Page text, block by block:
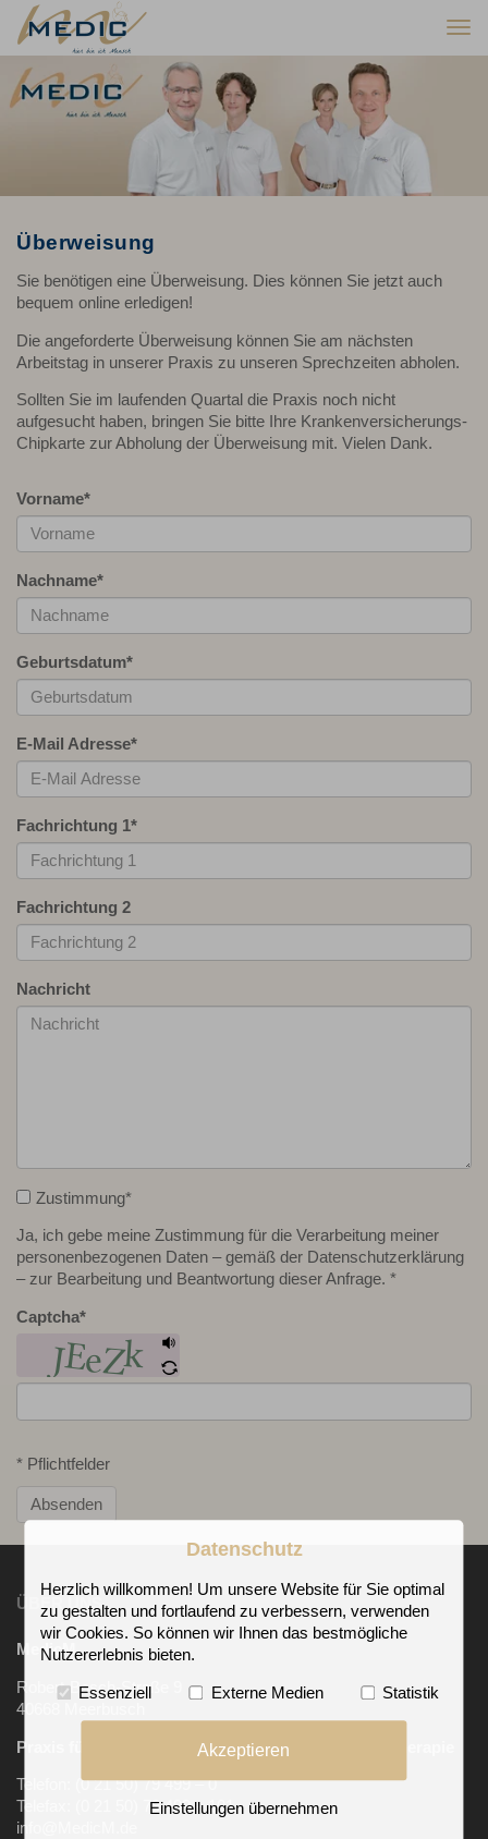
Überweisung
Sie benötigen eine Überweisung. Dies können Sie jetzt auch
bequem online erledigen!
Die angeforderte Überweisung können Sie am nächsten
Arbeitstag in unserer Praxis zu unseren Sprechzeiten abholen.
Sollten Sie im laufenden Quartal die Praxis noch nicht
aufgesucht haben, bringen Sie bitte Ihre Krankenversicherungs-
Chipkarte zur Abholung der Überweisung mit. Vielen Dank.
Vorname*
Nachname*
Geburtsdatum*
E-Mail Adresse*
Fachrichtung 1*
Fachrichtung 2
Nachricht
Zustimmung*
Ja, ich gebe meine Zustimmung für die Verarbeitung meiner
personenbezogenen Daten – gemäß der Datenschutzerklärung
– zur Bearbeitung und Beantwortung dieser Anfrage. *
Captcha*
* Pflichtfelder
Absenden
ÜBER UNS
MedicM
Robert-Bosch-Straße 9
40668 Meerbusch
Praxis für Allgemeinmedizin, Sportmedizin, Chirotherapie
Telefon: (0 21 50) 79 499 – 0
Telefax: (0 21 50) 79 499 – 101
info@MedicM.de
Datenschutz
Herzlich willkommen! Um unsere Website für Sie optimal
zu gestalten und fortlaufend zu verbessern, verwenden
wir Cookies. So können wir Ihnen das bestmögliche
Nutzererlebnis bieten.
Essenziell Externe Medien Statistik
Akzeptieren
Einstellungen übernehmen